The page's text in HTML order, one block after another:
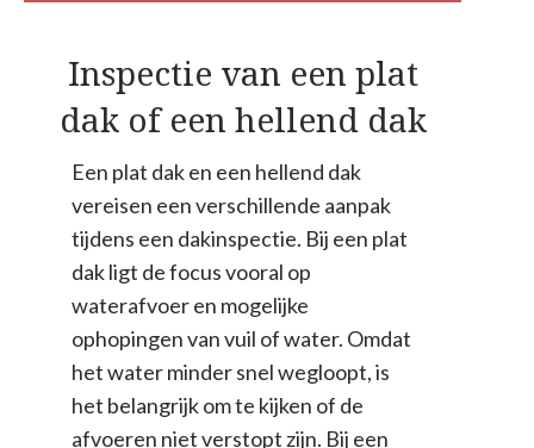
Inspectie van een plat
dak of een hellend dak
Een plat dak en een hellend dak
vereisen een verschillende aanpak
tijdens een dakinspectie. Bij een plat
dak ligt de focus vooral op
waterafvoer en mogelijke
ophopingen van vuil of water. Omdat
het water minder snel wegloopt, is
het belangrijk om te kijken of de
afvoeren niet verstopt zijn. Bij een